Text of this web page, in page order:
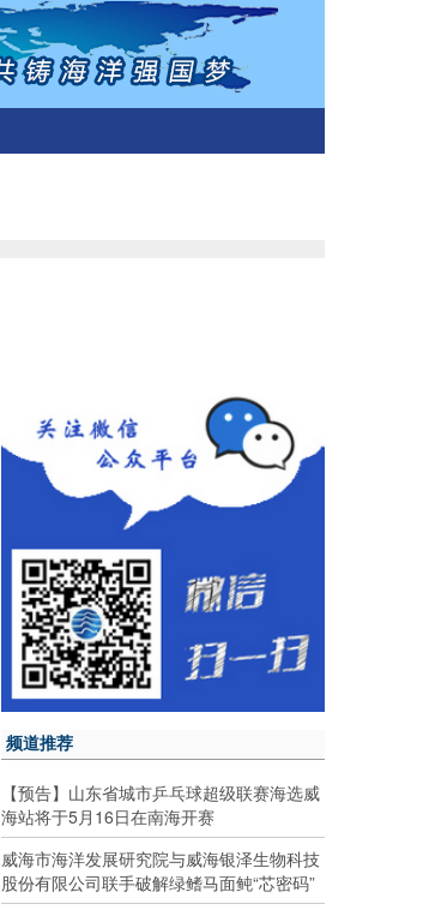
频道推荐
【预告】山东省城市乒乓球超级联赛海选威
海站将于5月16日在南海开赛
威海市海洋发展研究院与威海银泽生物科技
股份有限公司联手破解绿鳍马面鲀“芯密码”